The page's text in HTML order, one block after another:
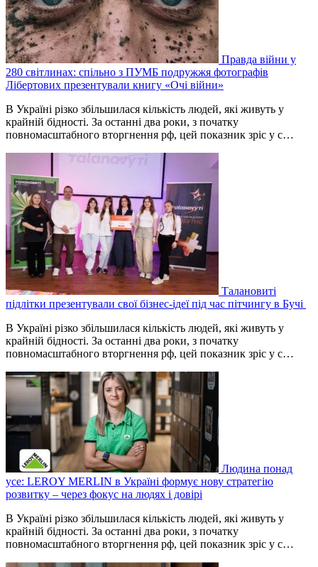
Правда війни у
280 світлинах: спільно з ПУМБ подружжя фотографів
Лібертових презентували книгу «Очі війни»
В Україні різко збільшилася кількість людей, які живуть у
крайній бідності. За останні два роки, з початку
повномасштабного вторгнення рф, цей показник зріс у с…
Талановиті
підлітки презентували свої бізнес-ідеї під час пітчингу в Бучі
В Україні різко збільшилася кількість людей, які живуть у
крайній бідності. За останні два роки, з початку
повномасштабного вторгнення рф, цей показник зріс у с…
Людина понад
усе: LEROY MERLIN в Україні формує нову стратегію
розвитку – через фокус на людях і довірі
В Україні різко збільшилася кількість людей, які живуть у
крайній бідності. За останні два роки, з початку
повномасштабного вторгнення рф, цей показник зріс у с…